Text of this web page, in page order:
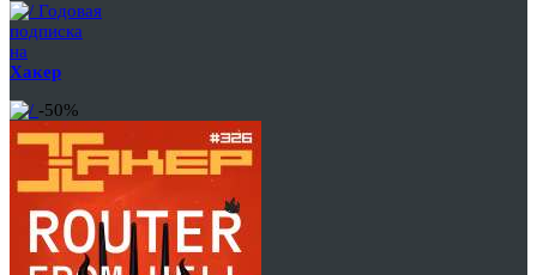
Годовая
подписка
на
Хакер
-50%